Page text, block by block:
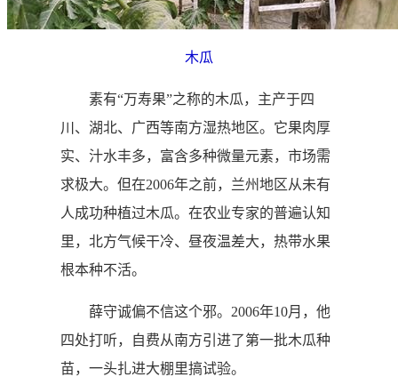
木瓜
素有“万寿果”之称的木瓜，主产于四
川、湖北、广西等南方湿热地区。它果肉厚
实、汁水丰多，富含多种微量元素，市场需
求极大。但在2006年之前，兰州地区从未有
人成功种植过木瓜。在农业专家的普遍认知
里，北方气候干冷、昼夜温差大，热带水果
根本种不活。
薛守诚偏不信这个邪。2006年10月，他
四处打听，自费从南方引进了第一批木瓜种
苗，一头扎进大棚里搞试验。